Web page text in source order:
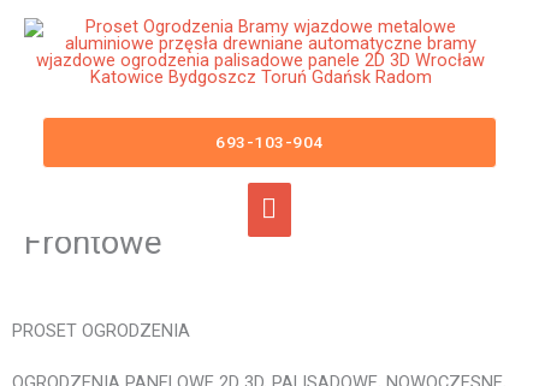
Przejdź
Główne
menu
693-103-904
Ogrodzenia Poznań Bramy
Wjazdowe Furtki Płoty Metalowe
Aluminiowe Nowoczesne
Panelowe Palisadowe Stalowe
Frontowe
PROSET OGRODZENIA